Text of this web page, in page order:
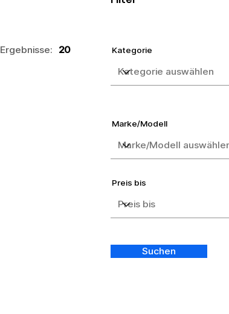
Ergebnisse: 20 Kategorie
Marke/Modell
Preis bis
Suchen